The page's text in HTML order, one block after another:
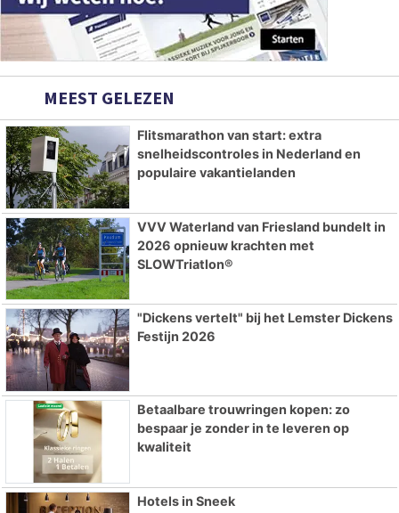
MEEST GELEZEN
Flitsmarathon van start: extra
snelheidscontroles in Nederland en
populaire vakantielanden
VVV Waterland van Friesland bundelt in
2026 opnieuw krachten met
SLOWTriatlon®
"Dickens vertelt" bij het Lemster Dickens
Festijn 2026
Betaalbare trouwringen kopen: zo
bespaar je zonder in te leveren op
kwaliteit
Hotels in Sneek